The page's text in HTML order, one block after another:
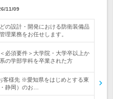
11/09
の設計・開発における防衛装備品
理業務をお任せします。
必須要件＞大学院・大学卒以上か
の学部学科を卒業された方
客様先 ※愛知県をはじめとする東
静岡）のお…